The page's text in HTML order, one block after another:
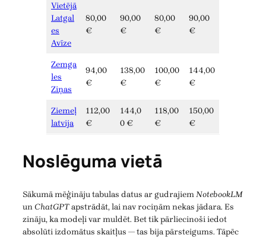
Vietējā
Latgal
es
Avīze
80,00
€
90,00
€
80,00
€
90,00
€
Zemga
les
Ziņas
94,00
€
138,00
€
100,00
€
144,00
€
Ziemeļ
latvija
112,00
€
144,0
0 €
118,00
€
150,00
€
Noslēguma vietā
Sākumā mēģināju tabulas datus ar gudrajiemNotebookLM
un ChatGPTapstrādāt, lai nav rociņām nekas jādara. Es
zināju, ka modeļi var muldēt. Bet tik pārliecinoši iedot
absolūti izdomātus skaitļus — tas bija pārsteigums. Tāpēc